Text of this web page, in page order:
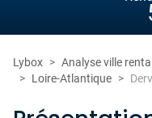
Lybox Analyse ville
Loire-Atlantique